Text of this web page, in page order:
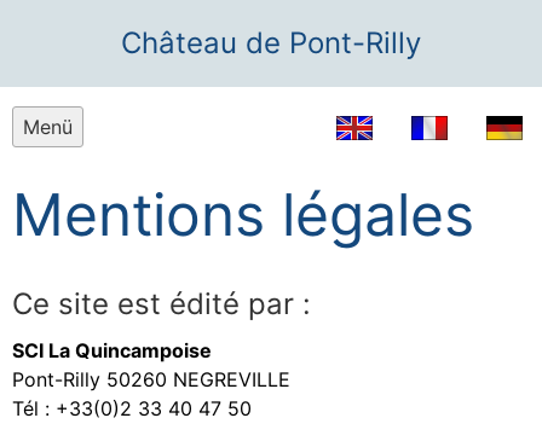
Château de Pont-Rilly
Menü
Mentions légales
Ce site est édité par :
SCI La Quincampoise
Pont-Rilly 50260 NEGREVILLE
Tél : +33(0)2 33 40 47 50